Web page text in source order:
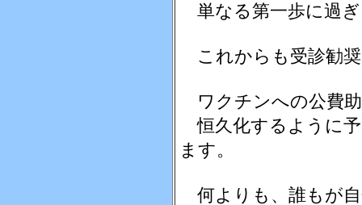
単なる第一歩に過
これからも受診勧
ワクチンへの公費
恒久化するように
ます。
何よりも、誰もが